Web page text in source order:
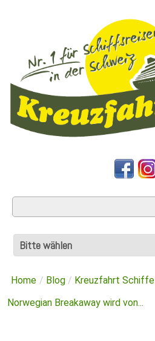
Home / Blog / Kreuzfahrt Schiffe
Norwegian Breakaway wird von...